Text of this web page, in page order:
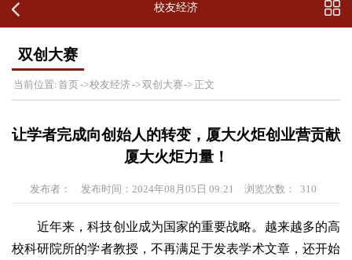
校友经济
双创大赛
当前位置:首页->校友经济 ->双创大赛-> 正文
让学者完成向创始人的转变，厦大火炬创业营贡献
厦大火炬力量！
发布者： 发布时间：2024年08月05日 09:21 浏览次数： 310
近年来，科技创业成为国家的重要战略。越来越多的高
校科研院所的学者教授，不再满足于发表学术文章，还开始